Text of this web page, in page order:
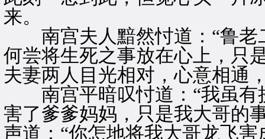
来。
南宫夫人黯然忖道：“鲁老
何尝将生死之事放在心上，
夫妻两人目光相对，心意相通
南宫平暗叹忖道：“我虽有
害了爹爹妈妈，只是我大哥的
声道：“你怎地将我大哥龙飞